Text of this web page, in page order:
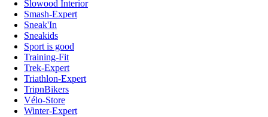
Slowood Interior
Smash-Expert
Sneak'In
Sneakids
Sport is good
Training-Fit
Trek-Expert
Triathlon-Expert
TripnBikers
Vélo-Store
Winter-Expert